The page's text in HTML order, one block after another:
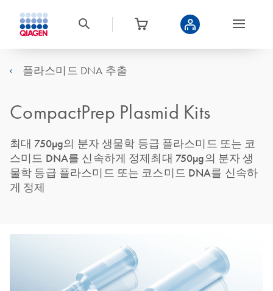
플라스미드 DNA 추출
CompactPrep Plasmid Kits
최대 750µg의 분자 생물학 등급 플라스미드 또는 코
스미드 DNA를 신속하게 정제최대 750µg의 분자 생
물학 등급 플라스미드 또는 코스미드 DNA를 신속하
게 정제